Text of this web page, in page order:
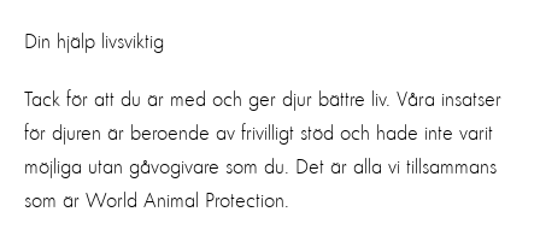
Din hjälp livsviktig
Tack för att du är med och ger djur bättre liv. Våra insatser
för djuren är beroende av frivilligt stöd och hade inte varit
möjliga utan gåvogivare som du. Det är alla vi tillsammans
som är World Animal Protection.